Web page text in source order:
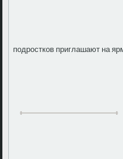
подростков приглашают на